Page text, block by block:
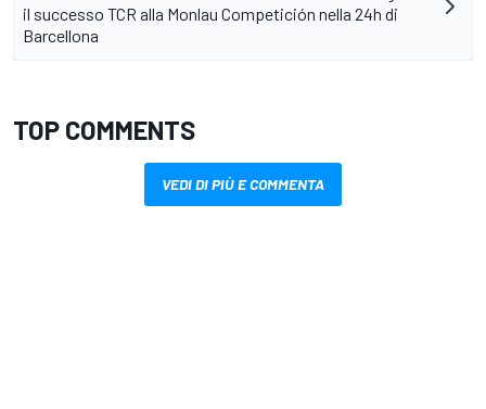
il successo TCR alla Monlau Competición nella 24h di
Barcellona
TOP COMMENTS
VEDI DI PIÙ E COMMENTA